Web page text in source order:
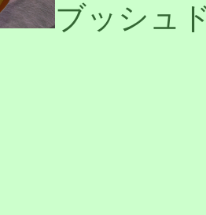
ブッシュ